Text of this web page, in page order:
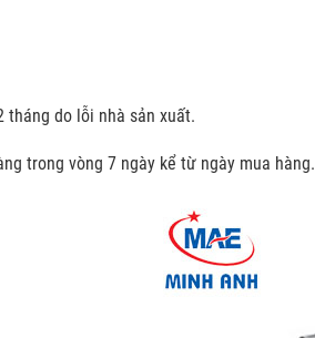
tháng do lỗi nhà sản xuất.
trong vòng 7 ngày kể từ ngày mua hàng.